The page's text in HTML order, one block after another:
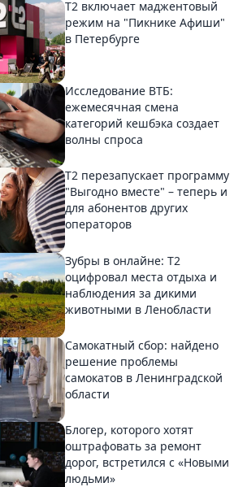
Т2 включает маджентовый
режим на "Пикнике Афиши"
в Петербурге
Исследование ВТБ:
ежемесячная смена
категорий кешбэка создает
волны спроса
Т2 перезапускает программу
"Выгодно вместе" – теперь и
для абонентов других
операторов
Зубры в онлайне: Т2
оцифровал места отдыха и
наблюдения за дикими
животными в Ленобласти
Самокатный сбор: найдено
решение проблемы
самокатов в Ленинградской
области
Блогер, которого хотят
оштрафовать за ремонт
дорог, встретился с «Новыми
людьми»